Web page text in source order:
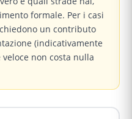
formale. Per i casi
un contributo
(indicativamente
non costa nulla